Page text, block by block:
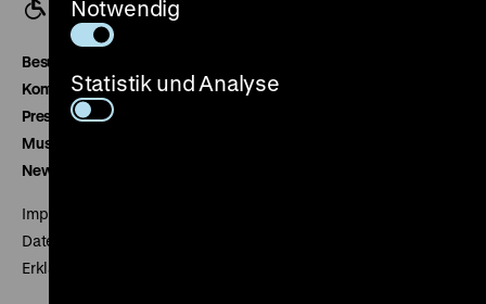
Besucherservice
Kontakt
Presse
Museumsverein
Newsletter
Impressum
Datenschutz
Erklärung digitale Barrierefreiheit
Notwendig
Statistik und Analyse